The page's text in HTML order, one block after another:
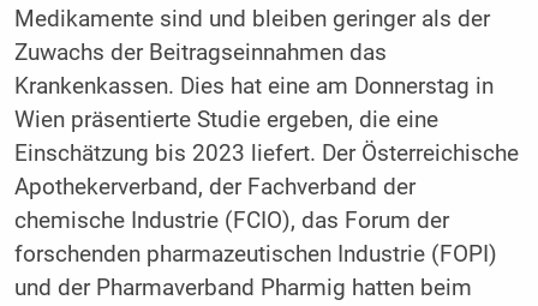
Medikamente sind und bleiben geringer als der
Zuwachs der Beitragseinnahmen das
Krankenkassen. Dies hat eine am Donnerstag in
Wien präsentierte Studie ergeben, die eine
Einschätzung bis 2023 liefert. Der Österreichische
Apothekerverband, der Fachverband der
chemische Industrie (FCIO), das Forum der
forschenden pharmazeutischen Industrie (FOPI)
und der Pharmaverband Pharmig hatten beim